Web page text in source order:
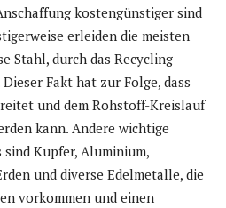
kostengünstiger sind
erleiden die meisten
Stahl, durch das Recycling
Fakt hat zur Folge, dass
und dem Rohstoff-Kreislauf
kann. Andere wichtige
Kupfer, Aluminium,
und diverse Edelmetalle, die
vorkommen und einen